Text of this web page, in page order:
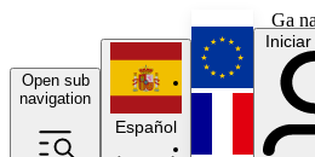
Ga
Open sub
navigation
Español
English
Français